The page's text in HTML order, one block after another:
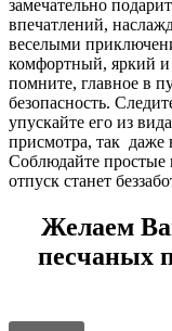
замечательно
впечатлений,
веселыми
комфортный, яркий
помните, главное в
безопасность.
упускайте его из
присмотра, так
Соблюдайте простые
отпуск станет
Желаем
песчаных